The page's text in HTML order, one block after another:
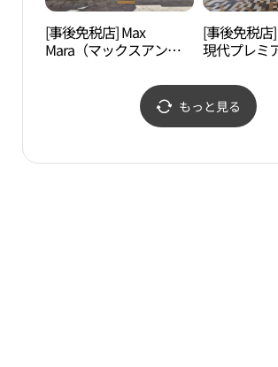
[事後免税店] Max
Mara（マックスアンド
ラ）・現代プレミアムア
ウトレットキンポ（金
浦）店(막스마라 현대프
[事後免税店]
現代プレミ
(레오나드 현
아울렛 김포점)
もっと見る